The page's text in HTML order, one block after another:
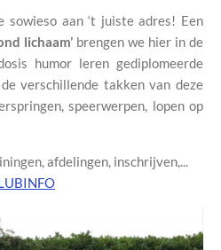
aan ‘t juiste adres! Een
lichaam’ brengen we hier in de
humor leren gediplomeerde
deverschillende takkenvan deze
speerwerpen, lopen op
afdelingen, inschrijven,...